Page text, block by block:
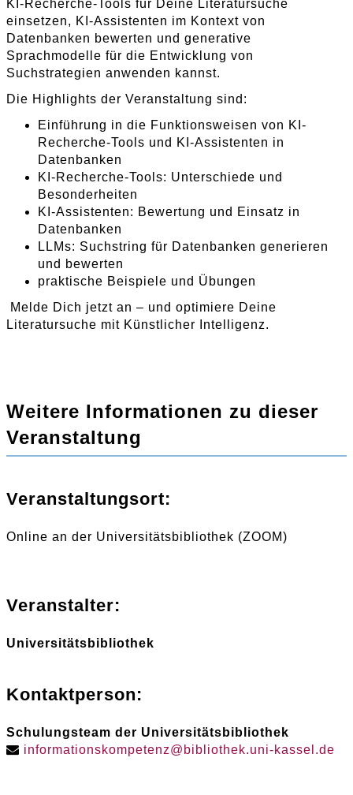
KI-Recherche-Tools für Deine Literatursuche
einsetzen, KI-Assistenten im Kontext von
Datenbanken bewerten und generative
Sprachmodelle für die Entwicklung von
Suchstrategien anwenden kannst.
Die Highlights der Veranstaltung sind:
Einführung in die Funktionsweisen von KI-
Recherche-Tools und KI-Assistenten in
Datenbanken
KI-Recherche-Tools: Unterschiede und
Besonderheiten
KI-Assistenten: Bewertung und Einsatz in
Datenbanken
LLMs: Suchstring für Datenbanken generieren
und bewerten
praktische Beispiele und Übungen
Melde Dich jetzt an – und optimiere Deine
Literatursuche mit Künstlicher Intelligenz.
Weitere Informationen zu dieser
Veranstaltung
Veranstaltungsort:
Online an der Universitätsbibliothek (ZOOM)
Veranstalter:
Universitätsbibliothek
Kontaktperson:
Schulungsteam der Universitätsbibliothek
informationskompetenz@ bibliothek.uni-kassel .de